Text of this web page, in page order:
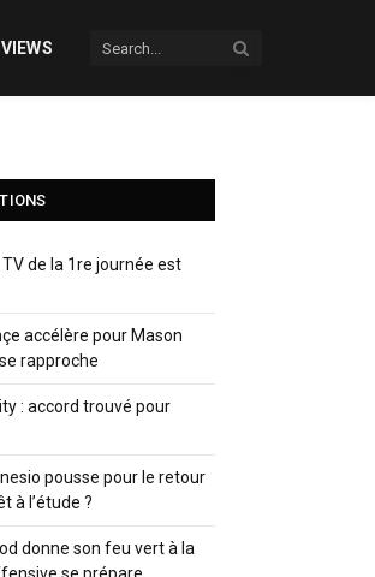
de la 1re journée est
accélère pour Mason
rapproche
: accord trouvé pour
pousse pour le retour
à l’étude ?
donne son feu vert à la